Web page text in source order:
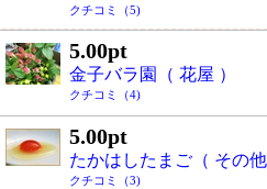
クチコミ（5)
5.00pt
金子バラ園（ 花屋 ）
クチコミ（4)
5.00pt
たかはしたまご（ その他
クチコミ（3)